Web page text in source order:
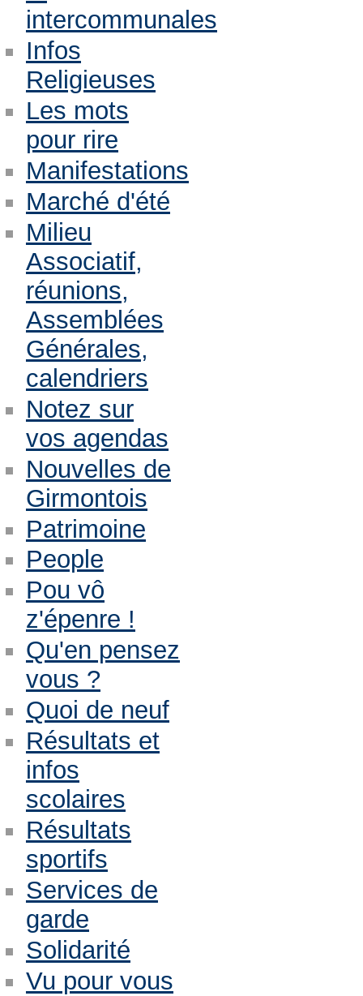
intercommunales
Infos
Religieuses
Les mots
pour rire
Manifestations
Marché d'été
Milieu
Associatif,
réunions,
Assemblées
Générales,
calendriers
Notez sur
vos agendas
Nouvelles de
Girmontois
Patrimoine
People
Pou vô
z'épenre !
Qu'en pensez
vous ?
Quoi de neuf
Résultats et
infos
scolaires
Résultats
sportifs
Services de
garde
Solidarité
Vu pour vous